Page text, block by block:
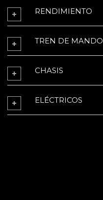
RENDIMIENTO
TREN DE MANDO
CHASIS
ELÉCTRICOS